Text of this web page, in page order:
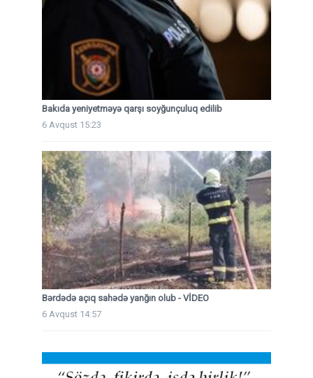
Bakıda yeniyetməyə qarşı soyğunçuluq edilib
6 Avqust 15:23
Bərdədə açıq sahədə yanğın olub - VİDEO
6 Avqust 14:57